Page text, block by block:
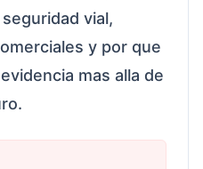
vial,
y por que
mas alla de